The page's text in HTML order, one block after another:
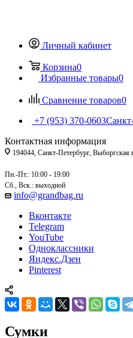
Личный кабинет
Корзина0
Избранные товары0
Сравнение товаров0
+7 (953) 370-0603
Контактная информация
194044, Санкт-Петербург,
Пн.-Пт.: 10:00 - 19:00
Сб., Вск.: выходной
info@grandbag.ru
Вконтакте
Telegram
YouTube
Одноклассники
Яндекс.Дзен
Pinterest
Сумки